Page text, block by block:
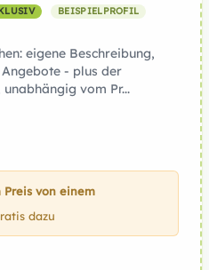
BEISPIELPROFIL
eigene Beschreibung,
- plus der
vom Pr...
Preis von einem
dazu